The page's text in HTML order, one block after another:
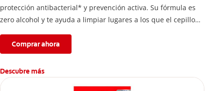
protección antibacterial* y prevención activa. Su fórmula es
zero alcohol y te ayuda a limpiar lugares a los que el cepillo
Comprar ahora
Descubre más